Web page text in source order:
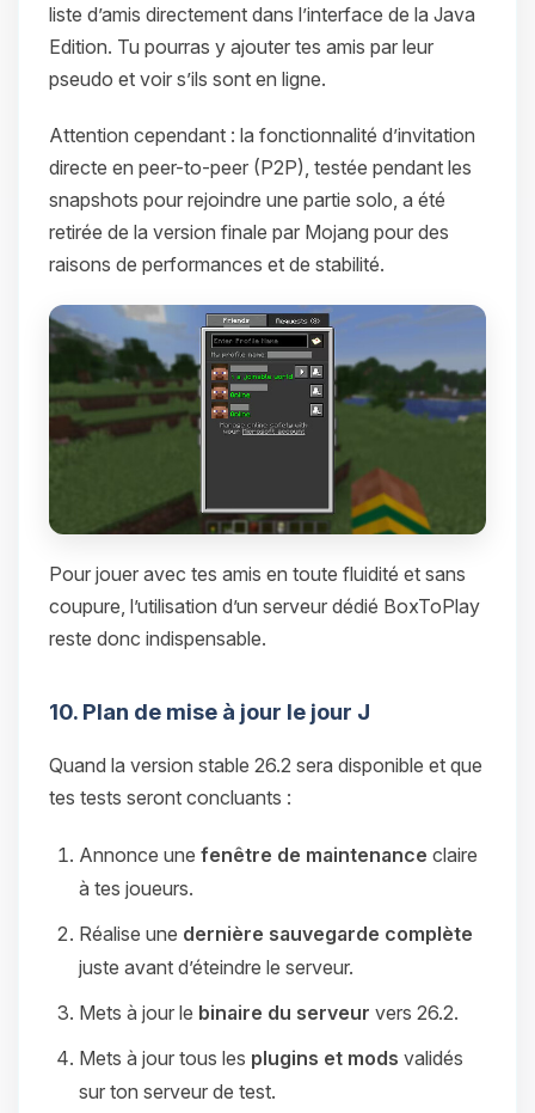
liste d’amis directement dans l’interface de la Java
Edition. Tu pourras y ajouter tes amis par leur
pseudo et voir s’ils sont en ligne.
Attention cependant : la fonctionnalité d’invitation
directe en peer-to-peer (P2P), testée pendant les
snapshots pour rejoindre une partie solo, a été
retirée de la version finale par Mojang pour des
raisons de performances et de stabilité.
Pour jouer avec tes amis en toute fluidité et sans
coupure, l’utilisation d’un serveur dédié BoxToPlay
reste donc indispensable.
10. Plan de mise à jour le jour J
Quand la version stable 26.2 sera disponible et que
tes tests seront concluants :
Annonce une fenêtre de maintenance claire
à tes joueurs.
Réalise une dernière sauvegarde complète
juste avant d’éteindre le serveur.
Mets à jour le binaire du serveur vers 26.2.
Mets à jour tous les plugins et mods validés
sur ton serveur de test.